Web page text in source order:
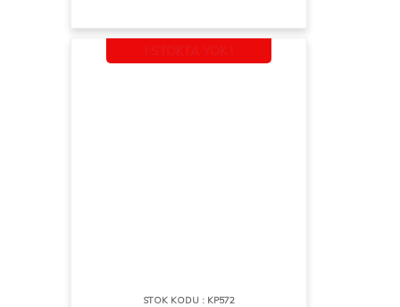
STOK KODU : KP572